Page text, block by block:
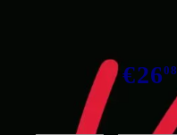
€2608
Размер мъжка: